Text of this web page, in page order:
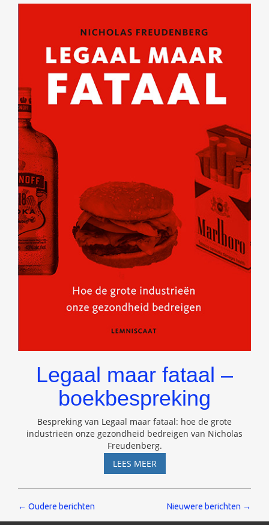
Legaal maar fataal –
boekbespreking
Bespreking van Legaal maar fataal: hoe de grote
industrieën onze gezondheid bedreigen van Nicholas
Freudenberg.
LEES MEERLEGAAL
MAAR
FATAAL
BOEKBESPREKING
Berichten
← Oudere berichten Nieuwere berichten →